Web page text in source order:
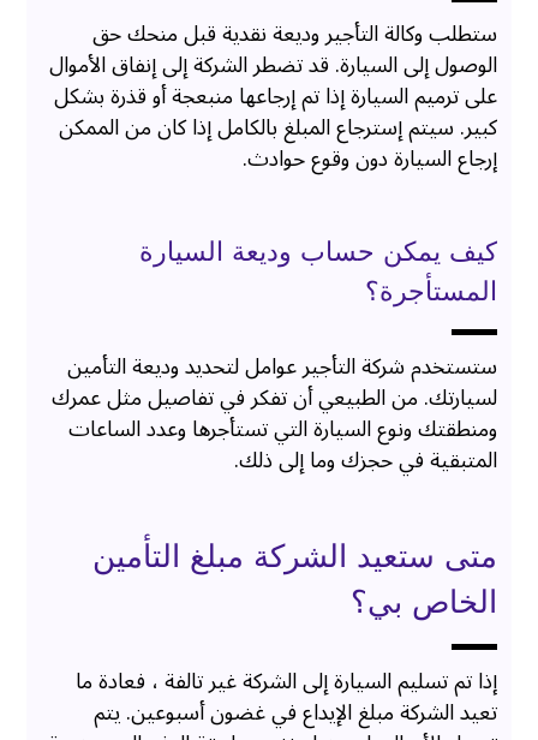
ستطلب وكالة التأجير وديعة نقدية قبل منحك حق
الوصول إلى السيارة. قد تضطر الشركة إلى إنفاق الأموال
على ترميم السيارة إذا تم إرجاعها منبعجة أو قذرة بشكل
كبير. سيتم إسترجاع المبلغ بالكامل إذا كان من الممكن
إرجاع السيارة دون وقوع حوادث.
كيف يمكن حساب وديعة السيارة
المستأجرة؟
ستستخدم شركة التأجير عوامل لتحديد وديعة التأمين
لسيارتك. من الطبيعي أن تفكر في تفاصيل مثل عمرك
ومنطقتك ونوع السيارة التي تستأجرها وعدد الساعات
المتبقية في حجزك وما إلى ذلك.
متى ستعيد الشركة مبلغ التأمين
الخاص بي؟
إذا تم تسليم السيارة إلى الشركة غير تالفة ، فعادة ما
تعيد الشركة مبلغ الإيداع في غضون أسبوعين. يتم